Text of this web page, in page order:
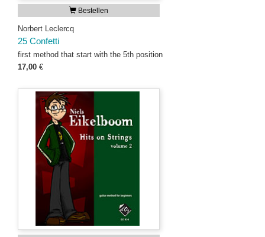
Bestellen
Norbert Leclercq
25 Confetti
first method that start with the 5th position
17,00 €